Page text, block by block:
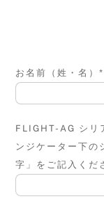
お名前（姓・名）*
FLIGHT-AG シリ
ンジケーター下の
字」をご記入くだ